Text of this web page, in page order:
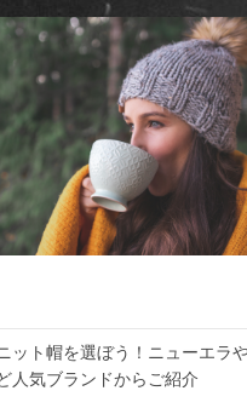
ット帽を選ぼう！ニューエラや
人気ブランドからご紹介